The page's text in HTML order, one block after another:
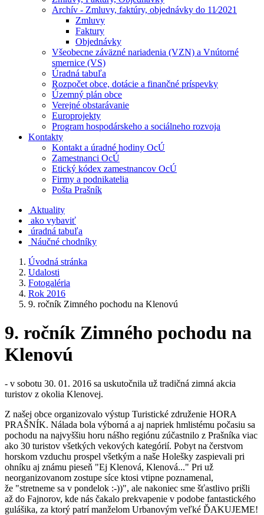
Archív - Zmluvy, faktúry, objednávky do 11⁄2021
Zmluvy
Faktury
Objednávky
Všeobecne záväzné nariadenia (VZN) a Vnútorné
smernice (VS)
Úradná tabuľa
Rozpočet obce, dotácie a finančné príspevky
Územný plán obce
Verejné obstarávanie
Europrojekty
Program hospodárskeho a sociálneho rozvoja
Kontakty
Kontakt a úradné hodiny OcÚ
Zamestnanci OcÚ
Etický kódex zamestnancov OcÚ
Firmy a podnikatelia
Pošta Prašník
Aktuality
ako vybaviť
úradná tabuľa
Náučné chodníky
Úvodná stránka
Udalosti
Fotogaléria
Rok 2016
9. ročník Zimného pochodu na Klenovú
9. ročník Zimného pochodu na
Klenovú
- v sobotu 30. 01. 2016 sa uskutočnila už tradičná zimná akcia
turistov z okolia Klenovej.
Z našej obce organizovalo výstup Turistické združenie HORA
PRAŠNÍK. Nálada bola výborná a aj napriek hmlistému počasiu sa
pochodu na najvyššiu horu nášho regiónu zúčastnilo z Prašníka viac
ako 30 turistov všetkých vekových kategórií. Pobyt na čerstvom
horskom vzduchu prospel všetkým a naše Holešky zaspievali pri
ohníku aj známu pieseň "Ej Klenová, Klenová..." Pri už
neorganizovanom zostupe síce ktosi vtipne poznamenal,
že "stretneme sa v pondelok :-))", ale nakoniec sme šťastlivo prišli
až do Fajnorov, kde nás čakalo prekvapenie v podobe fantastického
gulášika, za ktorý patrí manželom Urbanovým veľké ĎAKUJEME!